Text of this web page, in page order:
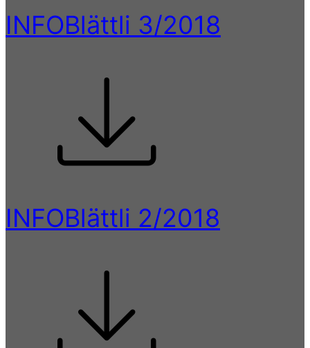
INFOBlättli 3/2018
INFOBlättli 2/2018